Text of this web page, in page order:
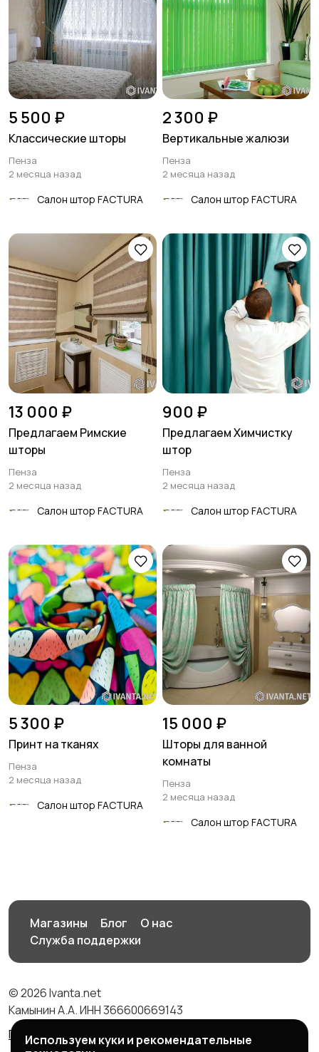
5 500 ₽
Классические шторы
Пенза
2 месяца назад
Салон штор FACTURA
2 300 ₽
Вертикальные жалюзи
Пенза
2 месяца назад
Салон штор FACTURA
13 000 ₽
Предлагаем Римские
шторы
Пенза
2 месяца назад
Салон штор FACTURA
900 ₽
Предлагаем Химчистку
штор
Пенза
2 месяца назад
Салон штор FACTURA
5 300 ₽
Принт на тканях
Пенза
2 месяца назад
Салон штор FACTURA
15 000 ₽
Шторы для ванной
комнаты
Пенза
2 месяца назад
Салон штор FACTURA
Магазины Блог
О нас
Служба поддержки
© 2026 Ivanta.net
Камынин А.А. ИНН 366600669143
Правила сервиса
Политика конфиденциальности
Используем куки и рекомендательные